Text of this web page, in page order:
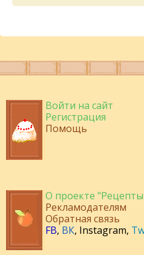
Войти на сайт
Регистрация
Помощь
О проекте
Рекламодателям
Обратная связь
FB, ВК, Instagram,